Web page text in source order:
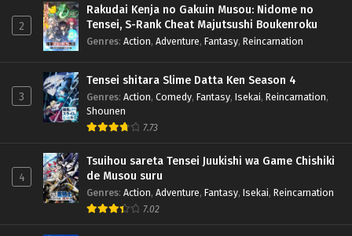
2
Rakudai Kenja no Gakuin Musou: Nidome no
Tensei, S-Rank Cheat Majutsushi Boukenroku
Genres: Action, Adventure, Fantasy, Reincarnation
3
Tensei shitara Slime Datta Ken Season 4
Genres: Action, Comedy, Fantasy, Isekai, Reincarnation,
Shounen
7.73
4
Tsuihou sareta Tensei Juukishi wa Game Chishiki
de Musou suru
Genres: Action, Adventure, Fantasy, Isekai, Reincarnation
7.02